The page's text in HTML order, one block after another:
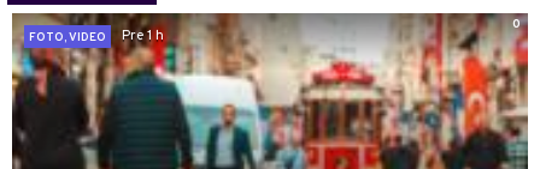
0
FOTO, VIDEO
Pre 1 h